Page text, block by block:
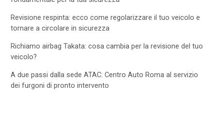
Revisione respinta: ecco come regolarizzare il tuo veicolo e
tornare a circolare in sicurezza
Richiamo airbag Takata: cosa cambia per la revisione del tuo
veicolo?
A due passi dalla sede ATAC: Centro Auto Roma al servizio
dei furgoni di pronto intervento